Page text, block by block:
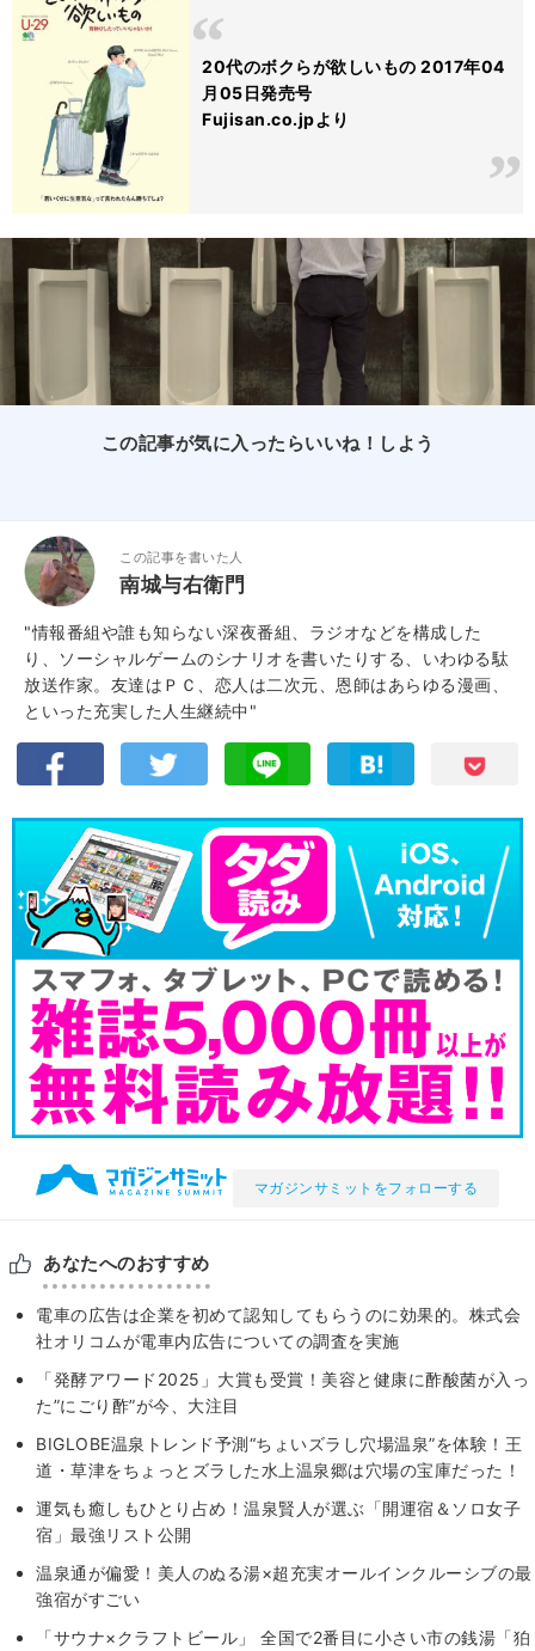
20代のボクらが欲しいもの 2017年04
月05日発売号
Fujisan.co.jpより
この記事が気に入ったらいいね！しよう
この記事を書いた人
南城与右衛門
"情報番組や誰も知らない深夜番組、ラジオなどを構成した
り、ソーシャルゲームのシナリオを書いたりする、いわゆる駄
放送作家。友達はＰＣ、恋人は二次元、恩師はあらゆる漫画、
といった充実した人生継続中"
マガジンサミットをフォローする
あなたへのおすすめ
電車の広告は企業を初めて認知してもらうのに効果的。株式会
社オリコムが電車内広告についての調査を実施
「発酵アワード2025」大賞も受賞！美容と健康に酢酸菌が入っ
た”にごり酢”が今、大注目
BIGLOBE温泉トレンド予測“ちょいズラし穴場温泉”を体験！王
道・草津をちょっとズラした水上温泉郷は穴場の宝庫だった！
運気も癒しもひとり占め！温泉賢人が選ぶ「開運宿＆ソロ女子
宿」最強リスト公開
温泉通が偏愛！美人のぬる湯×超充実オールインクルーシブの最
強宿がすごい
「サウナ×クラフトビール」 全国で2番目に小さい市の銭湯「狛